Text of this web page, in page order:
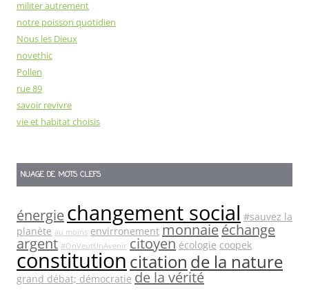
militer autrement
notre poisson quotidien
Nous les Dieux
novethic
Pollen
rue 89
savoir revivre
vie et habitat choisis
NUAGE DE MOTS CLEFS
énergiechangement social #sauvez la
planète au moins envirronement monnaieéchange
argent #OnVeutUnAvenir citoyen écologie coopek
constitution citation de la nature
grand débat; démocratie de la vérité